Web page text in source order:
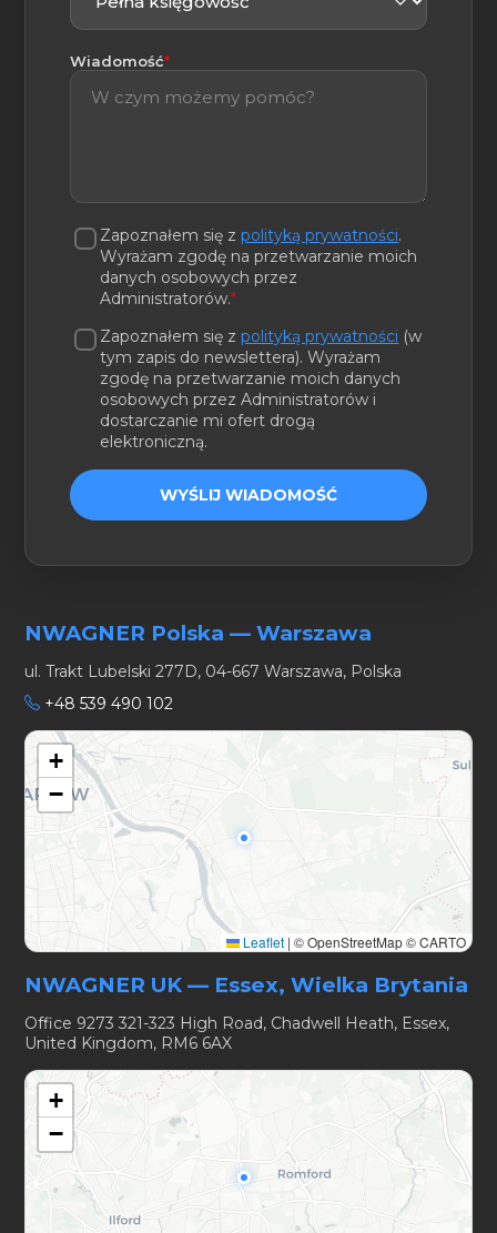
Wiadomość*(wymagane)
Zapoznałem się zpolityką prywatności.
Wyrażam zgodę na przetwarzanie moich
danych osobowych przez
Administratorów.*
Zapoznałem się zpolityką prywatności (w
tym zapis do newslettera). Wyrażam
zgodę na przetwarzanie moich danych
osobowych przez Administratorów i
dostarczanie mi ofert drogą
elektroniczną.
WYŚLIJ WIADOMOŚĆ
NWAGNER Polska — Warszawa
ul. Trakt Lubelski 277D, 04-667 Warszawa, Polska
+48 539 490 102
+
−
Leaflet | © OpenStreetMap © CARTO
NWAGNER UK — Essex, Wielka Brytania
Office 9273 321-323 High Road, Chadwell Heath, Essex,
United Kingdom, RM6 6AX
+
−